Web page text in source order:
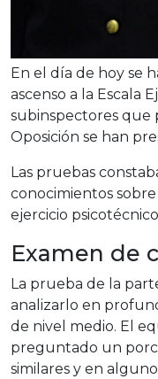
En el día de hoy se
ascenso a la Escala
subinspectores que
Oposición se han
Las pruebas
conocimientos
ejercicio
Examen de
La prueba de la
analizarlo en
de nivel medio. El
preguntado un
similares y en